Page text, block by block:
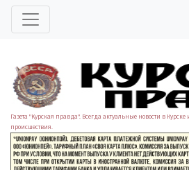
Газета "Курская правда". Всегда актуальные новости в Курске
происшествия.